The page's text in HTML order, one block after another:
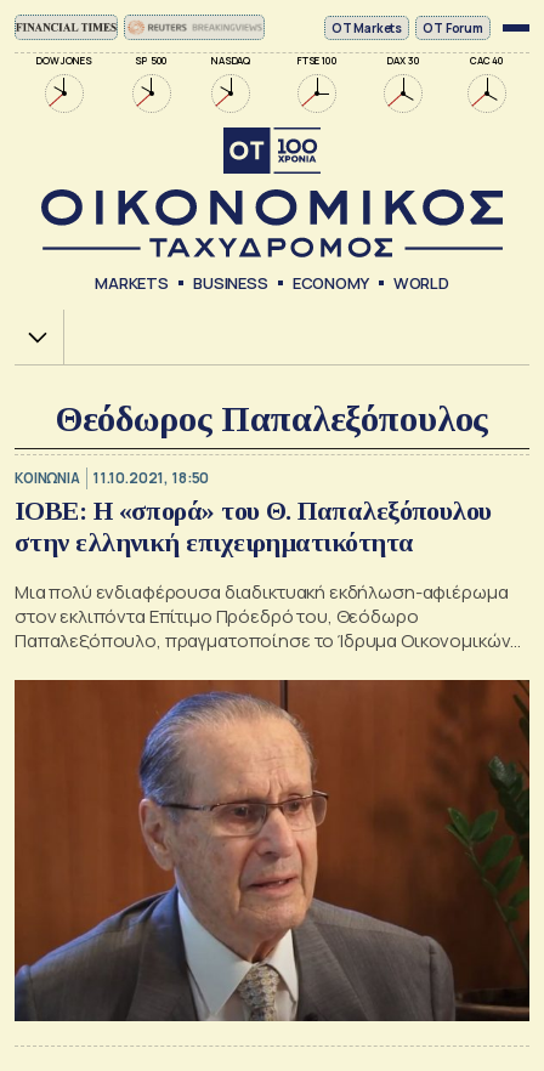
DOW JONES SP 500 NASDAQ FTSE 100 DAX 30 CAC 40
ΟΤ Markets OT Forum
MARKETS BUSINESS ECONOMY WORLD
Χ.Α.
Θεόδωρος Παπαλεξόπουλος
ΚΟΙΝΩΝΙΑ 11.10.2021, 18:50
ΙΟΒΕ: Η «σπορά» του Θ. Παπαλεξόπουλου
στην ελληνική επιχειρηματικότητα
Μια πολύ ενδιαφέρουσα διαδικτυακή εκδήλωση-αφιέρωμα
στον εκλιπόντα Επίτιμο Πρόεδρό του, Θεόδωρο
Παπαλεξόπουλο, πραγματοποίησε το Ίδρυμα Οικονομικών